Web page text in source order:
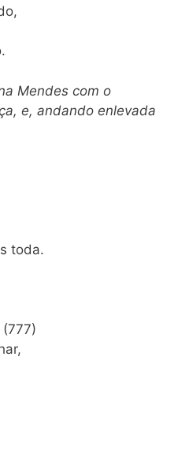
Mendes com o
e, andando enlevada
toda.